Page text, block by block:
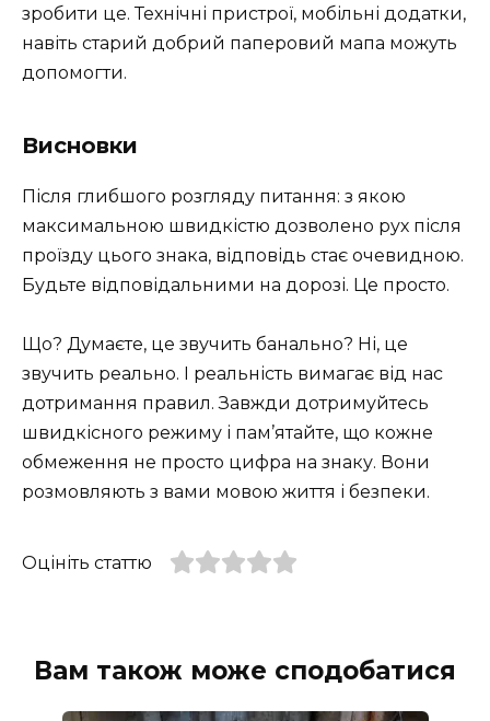
зробити це. Технічні пристрої, мобільні додатки,
навіть старий добрий паперовий мапа можуть
допомогти.
Висновки
Після глибшого розгляду питання: з якою
максимальною швидкістю дозволено рух після
проїзду цього знака, відповідь стає очевидною.
Будьте відповідальними на дорозі. Це просто.
Що? Думаєте, це звучить банально? Ні, це
звучить реально. І реальність вимагає від нас
дотримання правил. Завжди дотримуйтесь
швидкісного режиму і пам’ятайте, що кожне
обмеження не просто цифра на знаку. Вони
розмовляють з вами мовою життя і безпеки.
Оцініть статтю
Вам також може сподобатися